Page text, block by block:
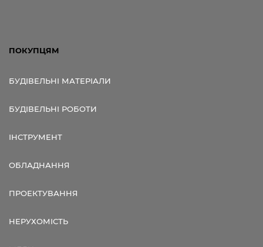
ПОКУПЦЯМ
БУДІВЕЛЬНІ МАТЕРІАЛИ
БУДІВЕЛЬНІ РОБОТИ
ІНСТРУМЕНТ
ОБЛАДНАННЯ
ПРОЕКТУВАННЯ
НЕРУХОМІСТЬ